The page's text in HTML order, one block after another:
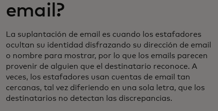
email?
La suplantación de email es cuando los estafadores
ocultan su identidad disfrazando su dirección de email
o nombre para mostrar, por lo que los emails parecen
provenir de alguien que el destinatario reconoce. A
veces, los estafadores usan cuentas de email tan
cercanas, tal vez diferiendo en una sola letra, que los
destinatarios no detectan las discrepancias.